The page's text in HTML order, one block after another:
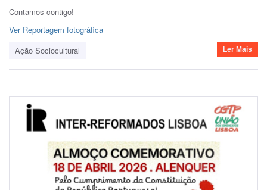
Contamos contigo!
Ver Reportagem fotográfica
Ação Sociocultural
Ler Mais